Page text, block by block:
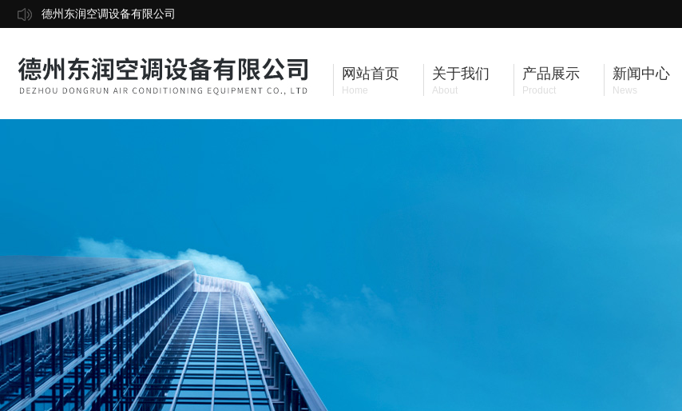
德州东润空调设备有限公司
网站首页
Home
关于我们
About
产品展示
Product
新闻中心
News